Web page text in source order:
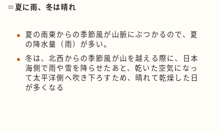
＝夏に雨、冬は晴れ
夏の南東からの季節風が山脈にぶつかるので、夏
の降水量（雨）が多い。
冬は、北西からの季節風が山を越える際に、日本
海側で雨や雪を降らせたあと、乾いた空気になっ
て太平洋側へ吹き下ろすため、晴れて乾燥した日
が多くなる